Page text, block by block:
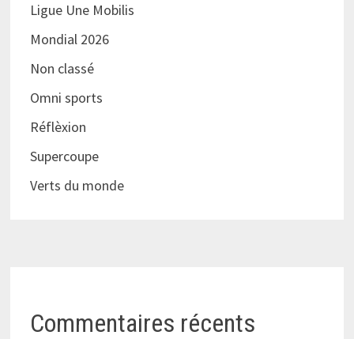
Ligue Une Mobilis
Mondial 2026
Non classé
Omni sports
Réflèxion
Supercoupe
Verts du monde
Commentaires récents